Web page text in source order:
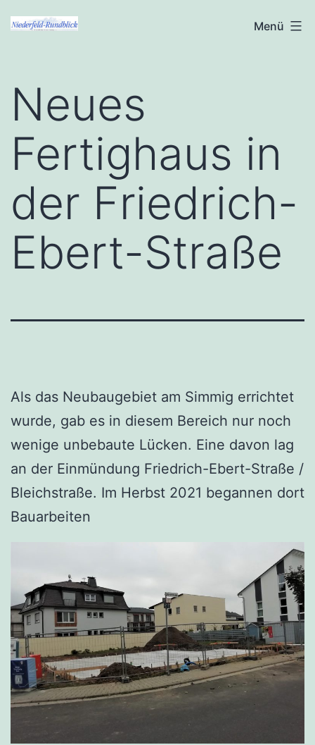
Inhalt
Niederfeld-
Menü
Neues
Fertighaus in
der Friedrich-
Ebert-Straße
Als das Neubaugebiet am Simmig errichtet
wurde, gab es in diesem Bereich nur noch
wenige unbebaute Lücken. Eine davon lag
an der Einmündung Friedrich-Ebert-Straße /
Bleichstraße. Im Herbst 2021 begannen dort
Bauarbeiten